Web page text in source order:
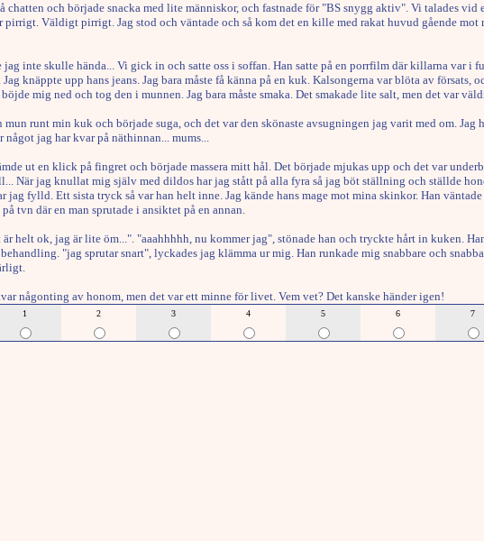
och började snacka med lite människor, och fastnade för "BS snygg aktiv". Vi talades vid
Väldigt pirrigt. Jag stod och väntade och så kom det en kille med rakat huvud gående
inte skulle hända... Vi gick in och satte oss i soffan. Han satte på en porrfilm där killarna var i
knäppte upp hans jeans. Jag bara måste få känna på en kuk. Kalsongerna var blöta av försats,
mig ned och tog den i munnen. Jag bara måste smaka. Det smakade lite salt, men det var
runt min kuk och började suga, och det var den skönaste avsugningen jag varit med om.
jag har kvar på näthinnan... mums...
ut en klick på fingret och började massera mitt hål. Det började mjukas upp och det var
jag knullat mig själv med dildos har jag stått på alla fyra så jag böt ställning och ställde
fylld. Ett sista tryck så var han helt inne. Jag kände hans mage mot mina skinkor. Han
tvn där en man sprutade i ansiktet på en annan.
helt ok, jag är lite öm...". "aaahhhhh, nu kommer jag", stönade han och tryckte hårt in kuken.
"jag sprutar snart", lyckades jag klämma ur mig. Han runkade mig snabbare och
någonting av honom, men det var ett minne för livet. Vem vet? Det kanske händer igen!
1 2 3 4 5 6 7